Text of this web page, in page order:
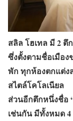
สลิล โฮเทล มี 2
ซึ่งตั้งตามชื่อเมือง
พัก ทุกห้องตกแต่ง
สไตล์โคโลเนียล
ส่วนอีกตึกหนึ่งชื่อ
เช่นกัน มีทั้งหมด